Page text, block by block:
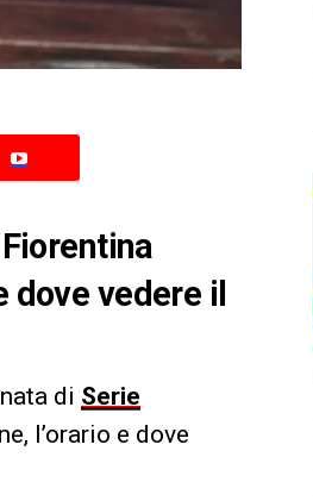
vedere il
di Serie
l’orario e dove